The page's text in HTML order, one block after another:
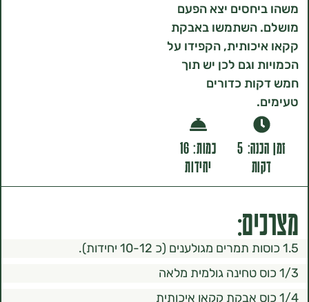
יצא הפעם
השתמשו באבקת
הקפידו על
וגם לכן יש תוך
כדורים
זמן הכנה: 5
יחידות